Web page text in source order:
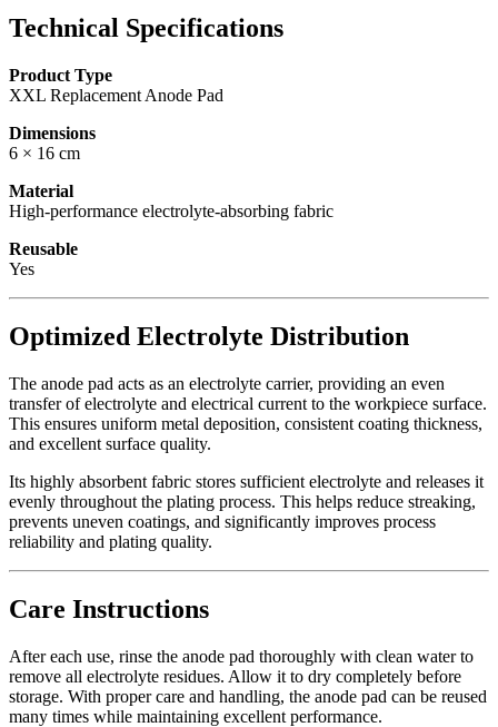
Technical Specifications
Product Type
XXL Replacement Anode Pad
Dimensions
6 × 16 cm
Material
High-performance electrolyte-absorbing fabric
Reusable
Yes
Optimized Electrolyte Distribution
The anode pad acts as an electrolyte carrier, providing an even
transfer of electrolyte and electrical current to the workpiece surface.
This ensures uniform metal deposition, consistent coating thickness,
and excellent surface quality.
Its highly absorbent fabric stores sufficient electrolyte and releases it
evenly throughout the plating process. This helps reduce streaking,
prevents uneven coatings, and significantly improves process
reliability and plating quality.
Care Instructions
After each use, rinse the anode pad thoroughly with clean water to
remove all electrolyte residues. Allow it to dry completely before
storage. With proper care and handling, the anode pad can be reused
many times while maintaining excellent performance.